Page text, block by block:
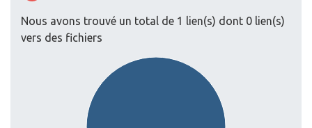
Nous avons trouvé un total de 1 lien(s) dont 0 lien(s)
vers des fichiers